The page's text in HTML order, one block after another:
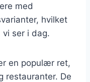
med
hvilket
ser i dag.
en populær ret,
restauranter. De